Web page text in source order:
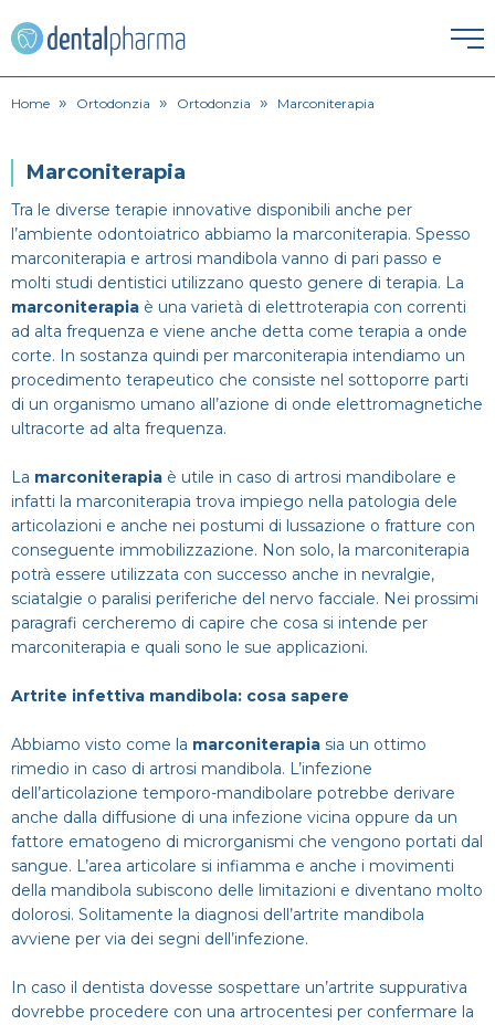
HOME
ESTETICA DENTALE
Corona dentale
Faccette Dentali
Intarsio dentale
Sbiancamento denti
IGIENE ORALE
Igiene orale
Lavare i denti
Pulizia denti
ORTODONZIA
Apparecchio
Endodonzia
PATOLOGIE
Alitosi
Infezione denti
Mal di denti
PROTESI
Impianti
Ponte dentale
Protesi Dentali
SPECIALISTI
Dentista
Estero
Impianti dentali
Sbiancamento dentale
CERCA
Home » Ortodonzia » Ortodonzia » Marconiterapia
Marconiterapia
Tra le diverse terapie innovative disponibili anche per
l’ambiente odontoiatrico abbiamo la marconiterapia. Spesso
marconiterapia e artrosi mandibola vanno di pari passo e
molti studi dentistici utilizzano questo genere di terapia. La
marconiterapia è una varietà di elettroterapia con correnti
ad alta frequenza e viene anche detta come terapia a onde
corte. In sostanza quindi per marconiterapia intendiamo un
procedimento terapeutico che consiste nel sottoporre parti
di un organismo umano all’azione di onde elettromagnetiche
ultracorte ad alta frequenza.
La marconiterapia è utile in caso di artrosi mandibolare e
infatti la marconiterapia trova impiego nella patologia dele
articolazioni e anche nei postumi di lussazione o fratture con
conseguente immobilizzazione. Non solo, la marconiterapia
potrà essere utilizzata con successo anche in nevralgie,
sciatalgie o paralisi periferiche del nervo facciale. Nei prossimi
paragrafi cercheremo di capire che cosa si intende per
marconiterapia e quali sono le sue applicazioni.
Artrite infettiva mandibola: cosa sapere
Abbiamo visto come la marconiterapia sia un ottimo
rimedio in caso di artrosi mandibola. L’infezione
dell’articolazione temporo-mandibolare potrebbe derivare
anche dalla diffusione di una infezione vicina oppure da un
fattore ematogeno di microrganismi che vengono portati dal
sangue. L’area articolare si infiamma e anche i movimenti
della mandibola subiscono delle limitazioni e diventano molto
dolorosi. Solitamente la diagnosi dell’artrite mandibola
avviene per via dei segni dell’infezione.
In caso il dentista dovesse sospettare un’artrite suppurativa
dovrebbe procedere con una artrocentesi per confermare la